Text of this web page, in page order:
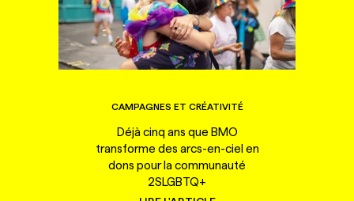
CAMPAGNES ET CRÉATIVITÉ
Déjà cinq ans que BMO
transforme des arcs-en-ciel en
dons pour la communauté
2SLGBTQ+